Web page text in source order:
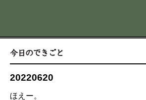
20220620
ほえー。